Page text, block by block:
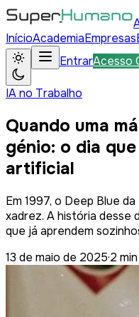
InícioAcademiaEmpresas
EntrarAcesso
IA no Trabalho
Quando uma
génio: o dia
artificial
Em 1997, o Deep Blue
xadrez. A história desse
que já aprendem
13 de maio de 2025·2